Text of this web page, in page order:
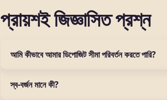
প্রায়শই জিজ্ঞাসিত প্রশ্ন
আমি কীভাবে আমার ডিপোজিট সীমা পরিবর্তন করতে পারি?
আপনার bb22 অ্যাকাউন্টে লগইন করুন, সেটিংস
করতে পারবেন। নতুন সীমা অবিলম্বে কার্যকর হবে।
স্ব-বর্জন মানে কী?